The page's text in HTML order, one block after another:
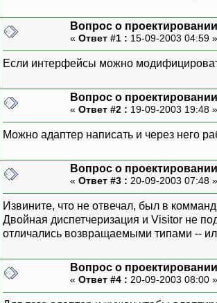
Вопрос о проектировании
« Ответ #1 : 15-09-2003 04:59 »
Если интерфейсы можно
Вопрос о проектировании
« Ответ #2 : 19-09-2003 19:48 »
Можно адаптер написать и через него
Вопрос о проектировании
« Ответ #3 : 20-09-2003 07:48 »
Извините, что не отвечал, был в
Двойная диспетчеризация и Visitor не
отличались возвращаемыми типами --
Вопрос о проектировании
« Ответ #4 : 20-09-2003 08:00 »